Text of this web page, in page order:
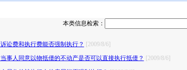
本类信息检索：
讼费和执行费能否强制执行？ [2009/8/6]
事人同意以物抵债的不动产是否可以直接执行抵债？ [2009/8/6]